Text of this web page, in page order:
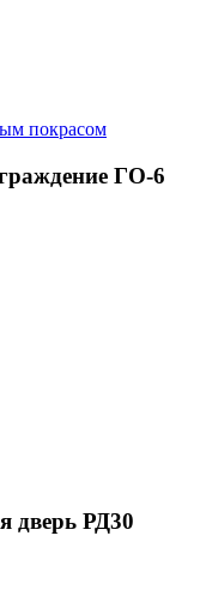
покрасом
ГО-6
дверь РД30